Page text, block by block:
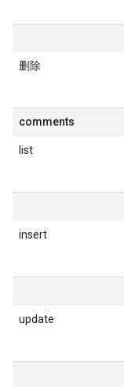
删除
comments
list
insert
update